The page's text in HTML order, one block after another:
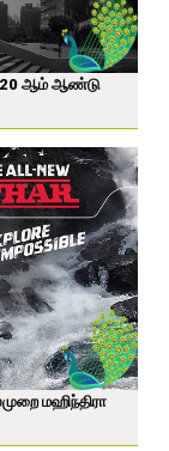
ஆம் ஆண்டு
மஹிந்திரா